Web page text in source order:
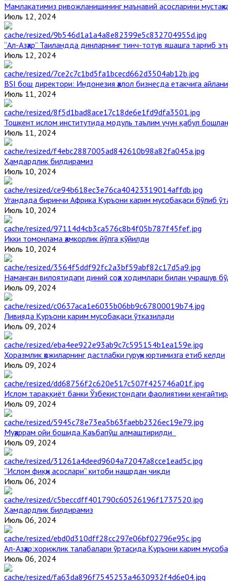
Мамлакатимиз ривожланишининг маънавий асосларини
Июль 12, 2024
“Ал-Азҳар” Таиландда динларнинг тинч-тотув яшашга тарғиб
Июль 12, 2024
BSI бош директори: Индонезия ҳалол бизнесда етакчига
Июль 11, 2024
Тошкент ислом институтида модуль таълим учун қабул
Июль 11, 2024
Ҳамдардлик билдирамиз
Июль 10, 2024
Угандада биринчи Aфрика Қуръони карим мусобақаси бўлиб
Июль 10, 2024
Икки томонлама ҳамкорлик йўлга қўйилди
Июль 10, 2024
Наманган вилоятидаги диний соҳа ходимлари билан учрашув
Июль 09, 2024
Ливияда Қуръони карим мусобақаси ўтказилади
Июль 09, 2024
Хоразмлик ҳожиларнинг дастлабки гуруҳи юртимизга етиб келди
Июль 09, 2024
Ислом тараққиёт банки Ўзбекистондаги фаолиятини
Июль 09, 2024
Муҳаррам ойи бошида Каъбапўш алмаштирилди
Июль 09, 2024
“Ислом фиқҳи асослари” китоби нашрдан чиқди
Июль 06, 2024
Ҳамдардлик билдирамиз
Июль 06, 2024
Aл-Aзҳар:хорижлик талабалари ўртасида Қуръони карим
Июль 06, 2024